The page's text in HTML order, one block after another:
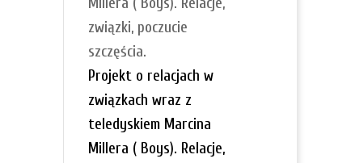
związki, poczucie
szczęścia.
Projekt o relacjach w
związkach wraz z
teledyskiem Marcina
Millera ( Boys). Relacje,